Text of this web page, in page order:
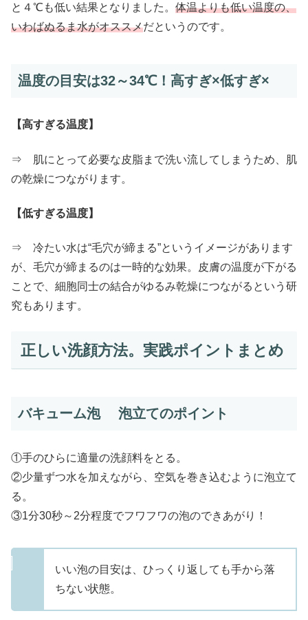
と４℃も低い結果となりました。 体温よりも低い温度の、
いわばぬるま水がオススメだというのです。
温度の目安は32～34℃！高すぎ×低すぎ×
【高すぎる温度】
⇒ 肌にとって必要な皮脂まで洗い流してしまうため、肌
の乾燥につながります。
【低すぎる温度】
⇒ 冷たい水は“毛穴が締まる”というイメージがあります
が、毛穴が締まるのは一時的な効果。皮膚の温度が下がる
ことで、細胞同士の結合がゆるみ乾燥につながるという研
究もあります。
正しい洗顔方法。実践ポイントまとめ
バキューム泡 泡立てのポイント
①手のひらに適量の洗顔料をとる。
②少量ずつ水を加えながら、空気を巻き込むように泡立て
る。
③1分30秒～2分程度でフワフワの泡のできあがり！
いい泡の目安は、ひっくり返しても手から落
ちない状態。